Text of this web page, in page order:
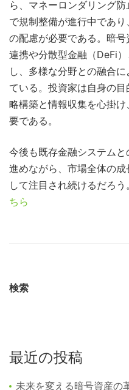
ら、マネーロンダリング
で規制整備が進行中であ
の配慮が必要である。暗
連携や分散型金融（DeFi
し、多様な分野との融合
ている。投資家は自身の
略構築と情報収集を心掛
要である。
今後も既存金融システム
進めながら、市場全体の
して注目され続けるだろう。
ちら
検索
最近の投稿
未来を変える暗号資産の